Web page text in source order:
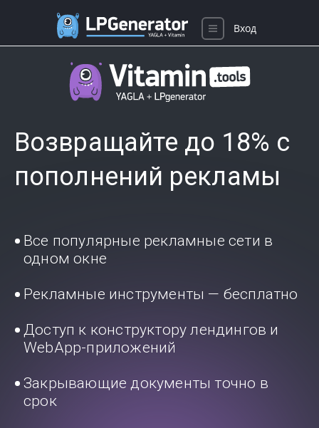
Возвращайте до 18% с
пополнений рекламы
Все популярные рекламные сети в
одном окне
Рекламные инструменты — бесплатно
Доступ к конструктору лендингов и
WebApp-приложений
Закрывающие документы точно в
срок
Вход